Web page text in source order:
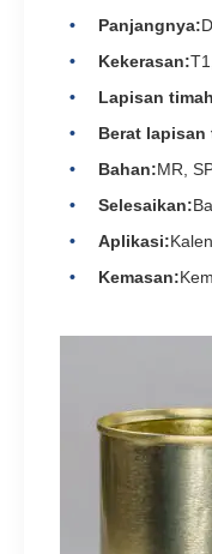
Panjangnya:
Kekerasan:
Lapisan
Berat lapisan
Bahan:MR,
Selesaikan:
Aplikasi:
Kemasan: